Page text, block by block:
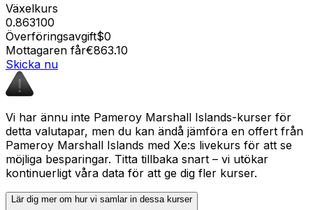
Växelkurs
0.863100
Överföringsavgift$0
Mottagaren får€863.10
Skicka nu
Vi har ännu inte Pameroy Marshall Islands-kurser för
detta valutapar, men du kan ändå jämföra en offert från
Pameroy Marshall Islands med Xe:s livekurs för att se
möjliga besparingar. Titta tillbaka snart – vi utökar
kontinuerligt våra data för att ge dig fler kurser.
Lär dig mer om hur vi samlar in dessa kurser